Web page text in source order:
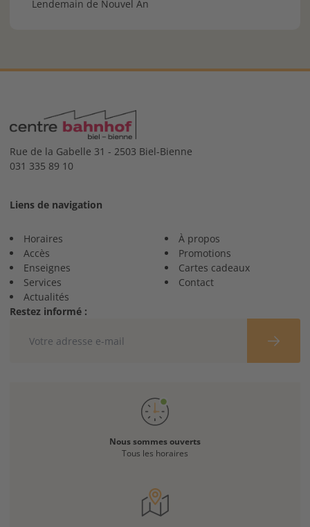
Lendemain de Nouvel An
Rue de la Gabelle 31 - 2503 Biel-Bienne
031 335 89 10
Liens de navigation
Horaires
Accès
Enseignes
Services
Actualités
À propos
Promotions
Cartes cadeaux
Contact
Restez informé :
Nous sommes ouverts
Tous les horaires